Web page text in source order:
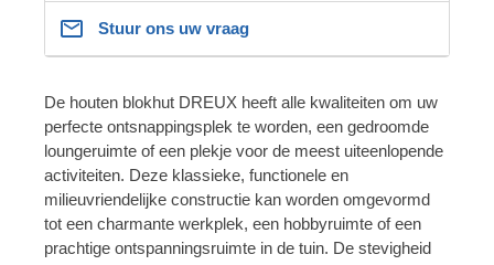
Stuur ons uw vraag
De houten blokhut DREUX heeft alle kwaliteiten om uw
perfecte ontsnappingsplek te worden, een gedroomde
loungeruimte of een plekje voor de meest uiteenlopende
activiteiten. Deze klassieke, functionele en
milieuvriendelijke constructie kan worden omgevormd
tot een charmante werkplek, een hobbyruimte of een
prachtige ontspanningsruimte in de tuin. De stevigheid